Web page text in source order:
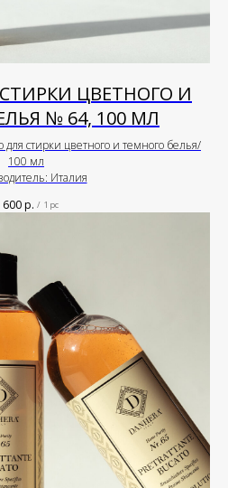
ЦВЕТНОГО И
№ 64, 100 МЛ
стирки цветного и темного белья/
100 мл
Италия
600р. / 1 pc